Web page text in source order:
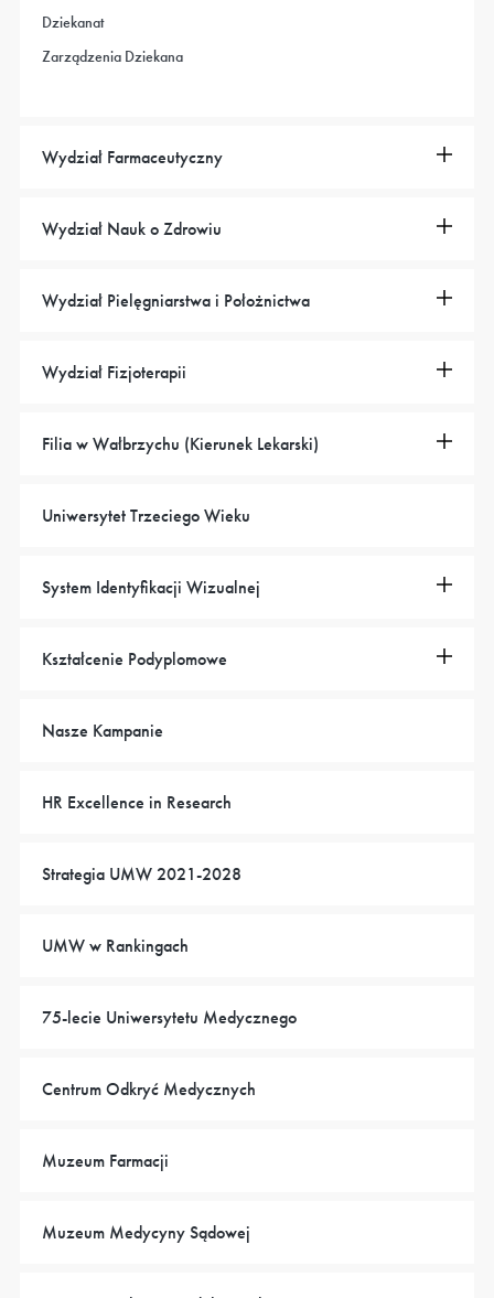
Dziekanat
Zarządzenia Dziekana
Wydział Farmaceutyczny
Wydział Nauk o Zdrowiu
Wydział Pielęgniarstwa i Położnictwa
Wydział Fizjoterapii
Filia w Wałbrzychu (Kierunek Lekarski)
Uniwersytet Trzeciego Wieku
System Identyfikacji Wizualnej
Kształcenie Podyplomowe
Nasze Kampanie
HR Excellence in Research
Strategia UMW 2021-2028
UMW w Rankingach
75-lecie Uniwersytetu Medycznego
Centrum Odkryć Medycznych
Muzeum Farmacji
Muzeum Medycyny Sądowej